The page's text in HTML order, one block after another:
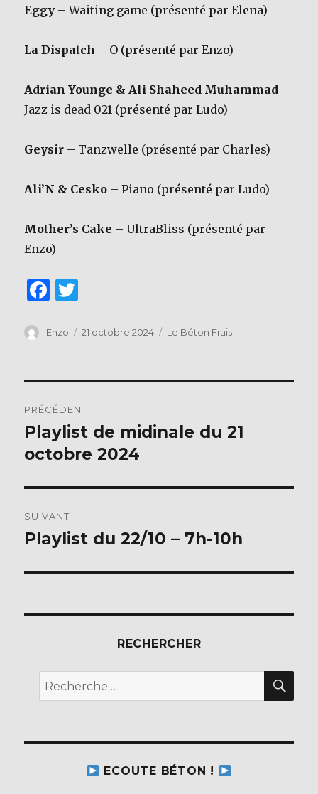
Eggy – Waiting game (présenté par Elena)
La Dispatch – O (présenté par Enzo)
Adrian Younge & Ali Shaheed Muhammad –
Jazz is dead 021 (présenté par Ludo)
Geysir – Tanzwelle (présenté par Charles)
Ali’N & Cesko – Piano (présenté par Ludo)
Mother’s Cake – UltraBliss (présenté par
Enzo)
F
c
b
o
o
k
it
r
Auteur
Enzo
Publié
21 octobre 2024 Catégories
Le Béton Frais
de
l’article
PRÉCÉDENT
Publication
précédente :
Playlist de midinale du 21
octobre 2024
SUIVANT
Publication
Playlist du 22/10 – 7h-10h
RECHERCHER
Recherche
pour :
ECOUTE BÉTON !